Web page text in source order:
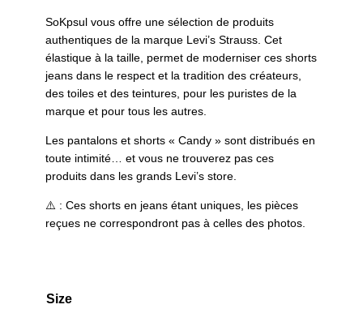
SoKpsul vous offre une sélection de produits
authentiques de la marque Levi’s Strauss. Cet
élastique à la taille, permet de moderniser ces shorts
jeans dans le respect et la tradition des créateurs,
des toiles et des teintures, pour les puristes de la
marque et pour tous les autres.
Les pantalons et shorts « Candy » sont distribués en
toute intimité… et vous ne trouverez pas ces
produits dans les grands Levi’s store.
⚠️ : Ces shorts en jeans étant uniques, les pièces
reçues ne correspondront pas à celles des photos.
Size